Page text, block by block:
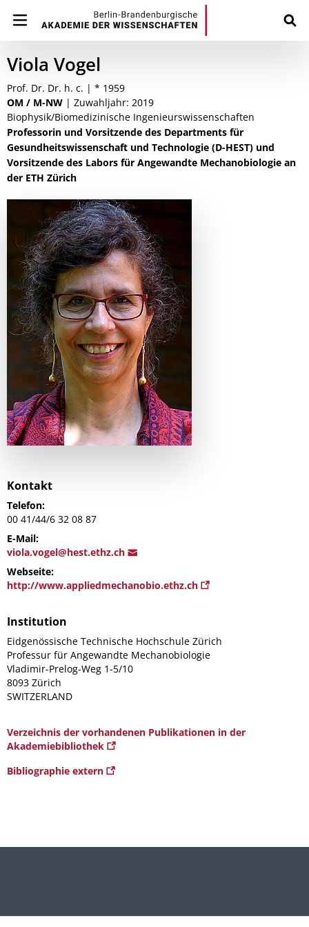
Viola Vogel
Prof. Dr. Dr. h. c. | * 1959
OM / M-NW | Zuwahljahr: 2019
Biophysik/Biomedizinische Ingenieurswissenschaften
Professorin und Vorsitzende des Departments für
Gesundheitswissenschaft und Technologie (D-HEST) und
Vorsitzende des Labors für Angewandte Mechanobiologie an
der ETH Zürich
Kontakt
Telefon:
00 41/44/6 32 08 87
E-Mail:
viola.vogel@hest.ethz.ch
Webseite:
http://www.appliedmechanobio.ethz.ch
Institution
Eidgenössische Technische Hochschule Zürich
Professur für Angewandte Mechanobiologie
Vladimir-Prelog-Weg 1-5/10
8093 Zürich
SWITZERLAND
Verzeichnis der vorhandenen Publikationen in der
Akademiebibliothek
Bibliographie extern